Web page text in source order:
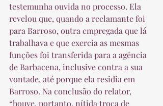
testemunha ouvida no processo. Ela
revelou que, quando a reclamante foi
para Barroso, outra empregada que lá
trabalhava e que exercia as mesmas
funções foi transferida para a agência
de Barbacena, inclusive contra a sua
vontade, até porque ela residia em
Barroso. Na conclusão do relator,
“houve, portanto, nítida troca de